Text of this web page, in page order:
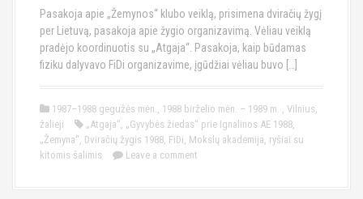
Pasakoja apie „Žemynos“ klubo veiklą, prisimena dviračių žygį
per Lietuvą, pasakoja apie žygio organizavimą. Vėliau veiklą
pradėjo koordinuotis su „Atgaja“. Pasakoja, kaip būdamas
fiziku dalyvavo FiDi organizavime, įgūdžiai vėliau buvo […]
1987–1988 gegužės mėn., 1988 birželio mėn. – 1989 m. , Vilnius,
žalieji
„Atgaja“, „Gyvybės žiedas“ prie Ignalinos AE 1988,
„Žemyna“, Dviračių žygis 1988, FiDi, Mokslų akademija, ryšiai su
kitomis šalimis
Leave a comment